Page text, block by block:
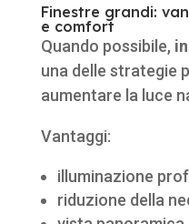
Finestre grandi:
e comfort
Quando possibile,
una delle strategie
aumentare la luce
Vantaggi:
illuminazione
riduzione della